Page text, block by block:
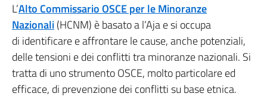
L’Alto Commissario OSCE per le Minoranze
Nazionali(HCNM) è basato a l’Aja e si occupa
di identificare e affrontare le cause, anche potenziali,
delle tensioni e dei conflitti tra minoranze nazionali. Si
tratta di uno strumento OSCE, molto particolare ed
efficace, di prevenzione dei conflitti su base etnica.